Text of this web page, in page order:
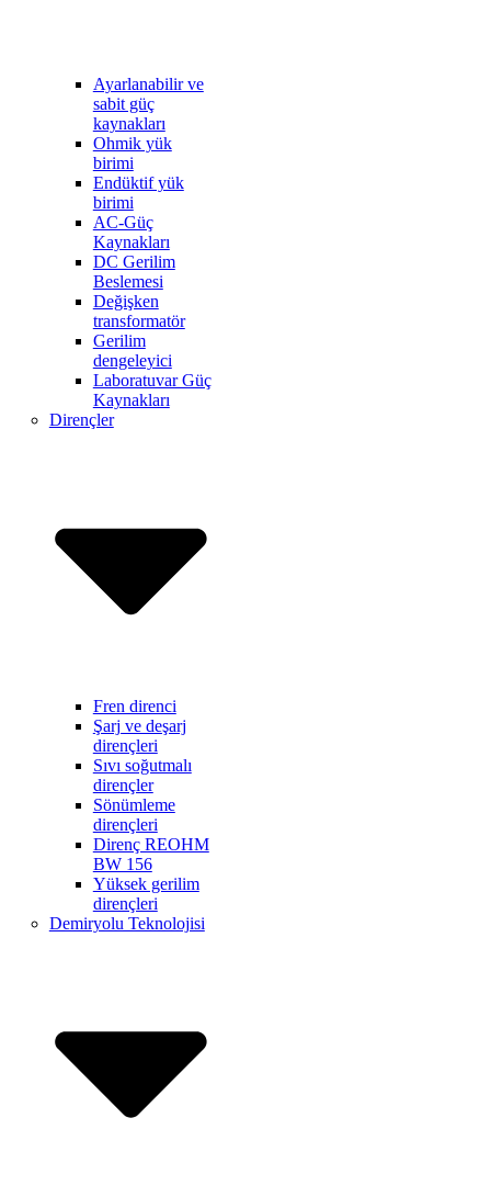
Ayarlanabilir ve
sabit güç
kaynakları
Ohmik yük
birimi
Endüktif yük
birimi
AC-Güç
Kaynakları
DC Gerilim
Beslemesi
Değişken
transformatör
Gerilim
dengeleyici
Laboratuvar Güç
Kaynakları
Dirençler
Fren direnci
Şarj ve deşarj
dirençleri
Sıvı soğutmalı
dirençler
Sönümleme
dirençleri
Direnç REOHM
BW 156
Yüksek gerilim
dirençleri
Demiryolu Teknolojisi